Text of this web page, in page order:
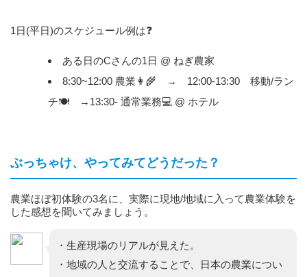
1日(平日)のスケジュール例は❓
ある日のCさんの1日 @ ねぎ農家
8:30~12:00 農業👩‍🌾 → 12:00-13:30 移動/ラン
チ🍽️ →13:30- 通常業務💻 @ ホテル
ぶっちゃけ、やってみてどうだった？
農業ほぼ初体験の3名に、実際に現地/地域に入って農業体験を
した感想を聞いてみましょう。
・生産現場のリアルが見えた。
・地域の人と交流することで、日本の農業につい